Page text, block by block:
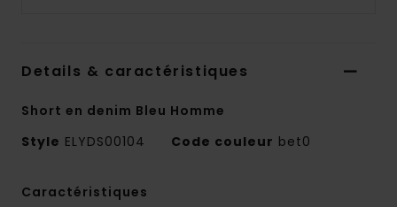
Details & caractéristiques
Short en denim Bleu Homme
Style ELYDS00104 Code couleur bet0
Caractéristiques